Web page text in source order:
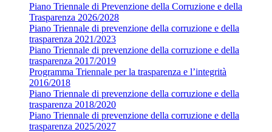
Piano Triennale di Prevenzione della Corruzione e della
Trasparenza 2026/2028
Piano Triennale di prevenzione della corruzione e della
trasparenza 2021/2023
Piano Triennale di prevenzione della corruzione e della
trasparenza 2017/2019
Programma Triennale per la trasparenza e l’integrità
2016/2018
Piano Triennale di prevenzione della corruzione e della
trasparenza 2018/2020
Piano Triennale di prevenzione della corruzione e della
trasparenza 2025/2027